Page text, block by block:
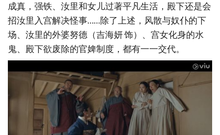
成真，强铁、汝里和女儿过著平凡生活，殿下还是会
招汝里入宫解决怪事……除了上述，风散与奴仆的下
场、汝里的外婆努德（吉海妍 饰）、宫女化身的水
鬼、殿下欲废除的官婢制度，都有一一交代。